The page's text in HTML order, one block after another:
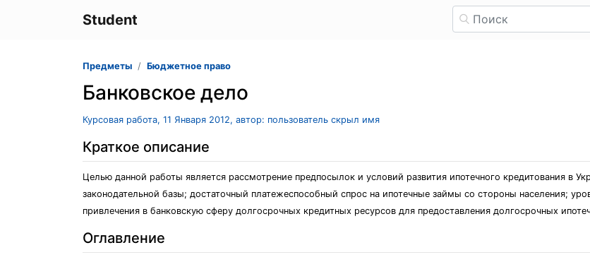
Student
Предметы Бюджетное право
Банковское дело
Курсовая работа, 11 Января 2012, автор: пользователь скрыл имя
Краткое описание
Целью данной работы является рассмотрение предпосылок и условий развития ипотечного кредитования в
законодательной базы; достаточный платежеспособный спрос на ипотечные займы со стороны населения;
привлечения в банковскую сферу долгосрочных кредитных ресурсов для предоставления долгосрочных
Оглавление